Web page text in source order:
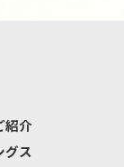
紹介
グス